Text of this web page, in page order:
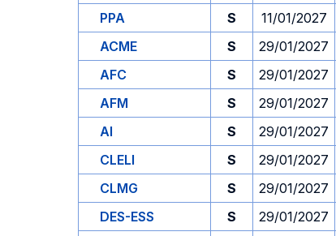
PPA
S 11/01/2027
ACME
S 29/01/2027
AFC
S 29/01/2027
AFM
S 29/01/2027
AI
S 29/01/2027
CLELI
S 29/01/2027
CLMG
S 29/01/2027
DES-ESS
S 29/01/2027